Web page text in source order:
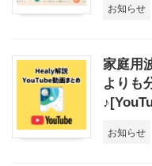
お知らせ
家庭用
よりも
お知らせ